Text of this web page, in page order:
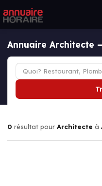
Annuaire Architecte
0 résultat pour Architecte à